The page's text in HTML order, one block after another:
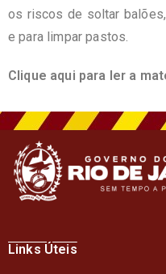
os riscos de soltar
e para limpar pastos.
Clique aqui para ler a
Links Úteis